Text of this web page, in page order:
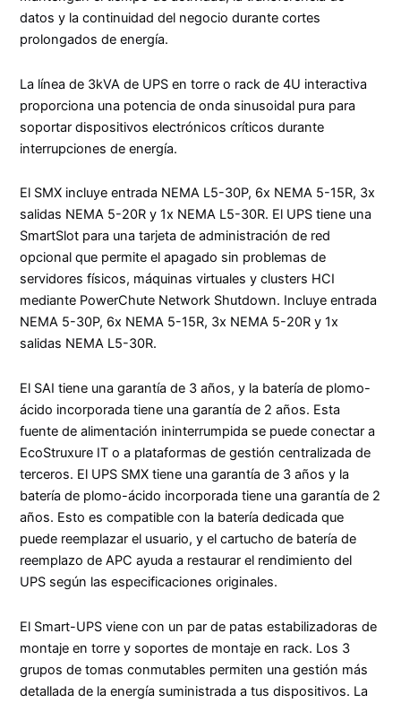
datos y la continuidad del negocio durante cortes
prolongados de energía.
La línea de 3kVA de UPS en torre o rack de 4U interactiva
proporciona una potencia de onda sinusoidal pura para
soportar dispositivos electrónicos críticos durante
interrupciones de energía.
El SMX incluye entrada NEMA L5-30P, 6x NEMA 5-15R, 3x
salidas NEMA 5-20R y 1x NEMA L5-30R. El UPS tiene una
SmartSlot para una tarjeta de administración de red
opcional que permite el apagado sin problemas de
servidores físicos, máquinas virtuales y clusters HCI
mediante PowerChute Network Shutdown. Incluye entrada
NEMA 5-30P, 6x NEMA 5-15R, 3x NEMA 5-20R y 1x
salidas NEMA L5-30R.
El SAI tiene una garantía de 3 años, y la batería de plomo-
ácido incorporada tiene una garantía de 2 años. Esta
fuente de alimentación ininterrumpida se puede conectar a
EcoStruxure IT o a plataformas de gestión centralizada de
terceros. El UPS SMX tiene una garantía de 3 años y la
batería de plomo-ácido incorporada tiene una garantía de 2
años. Esto es compatible con la batería dedicada que
puede reemplazar el usuario, y el cartucho de batería de
reemplazo de APC ayuda a restaurar el rendimiento del
UPS según las especificaciones originales.
El Smart-UPS viene con un par de patas estabilizadoras de
montaje en torre y soportes de montaje en rack. Los 3
grupos de tomas conmutables permiten una gestión más
detallada de la energía suministrada a tus dispositivos. La